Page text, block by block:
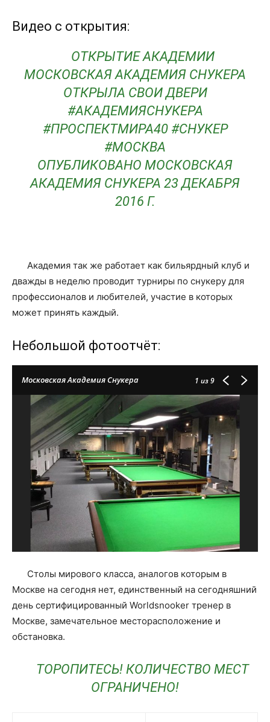
Видео с открытия:
ОТКРЫТИЕ АКАДЕМИИ
МОСКОВСКАЯ АКАДЕМИЯ СНУКЕРА
ОТКРЫЛА СВОИ ДВЕРИ
#АКАДЕМИЯСНУКЕРА
#ПРОСПЕКТМИРА40 #СНУКЕР
#МОСКВА
ОПУБЛИКОВАНО МОСКОВСКАЯ
АКАДЕМИЯ СНУКЕРА 23 ДЕКАБРЯ
2016 Г.
Академия так же работает как бильярдный клуб и
дважды в неделю проводит турниры по снукеру для
профессионалов и любителей, участие в которых
может принять каждый.
Небольшой фотоотчёт:
Московская Академия Снукера 1 из 9
Столы мирового класса, аналогов которым в
Москве на сегодня нет, единственный на сегодняшний
день сертифицированный Worldsnooker тренер в
Москве, замечательное месторасположение и
обстановка.
ТОРОПИТЕСЬ! КОЛИЧЕСТВО МЕСТ
ОГРАНИЧЕНО!